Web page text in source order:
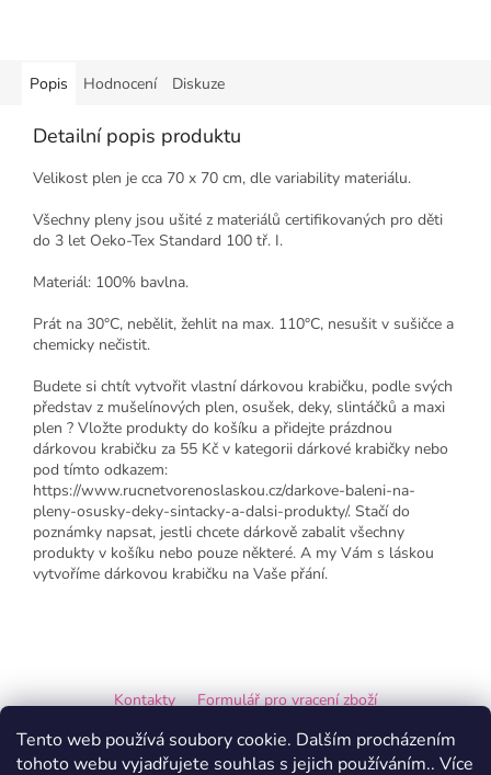
Tento web používá soubory cookie. Dalším procházením
tohoto webu vyjadřujete souhlas s jejich používáním.. Více
Popis Hodnocení Diskuze
Detailní popis produktu
Velikost plen je cca 70 x 70 cm, dle variability materiálu.
Všechny pleny jsou ušité z materiálů certifikovaných pro děti
do 3 let Oeko-Tex Standard 100 tř. I.
Materiál: 100% bavlna.
Prát na 30°C, nebělit, žehlit na max. 110°C, nesušit v sušičce a
chemicky nečistit.
Budete si chtít vytvořit vlastní dárkovou krabičku, podle svých
představ z mušelínových plen, osušek, deky, slintáčků a maxi
plen ? Vložte produkty do košíku a přidejte prázdnou
dárkovou krabičku za 55 Kč v kategorii dárkové krabičky nebo
pod tímto odkazem:
https://www.rucnetvorenoslaskou.cz/darkove-baleni-na-
pleny-osusky-deky-sintacky-a-dalsi-produkty/. Stačí do
poznámky napsat, jestli chcete dárkově zabalit všechny
produkty v košíku nebo pouze některé. A my Vám s láskou
vytvoříme dárkovou krabičku na Vaše přání.
p
Kontakty
Formulář pro vracení zboží
Formulář pro reklamaci